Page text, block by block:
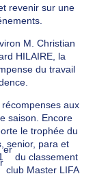
revenir sur une
M. Christian
HILAIRE, la
du travail
aux
saison. Encore
le trophée du
senior, para et
er
du classement
club Master LIFA